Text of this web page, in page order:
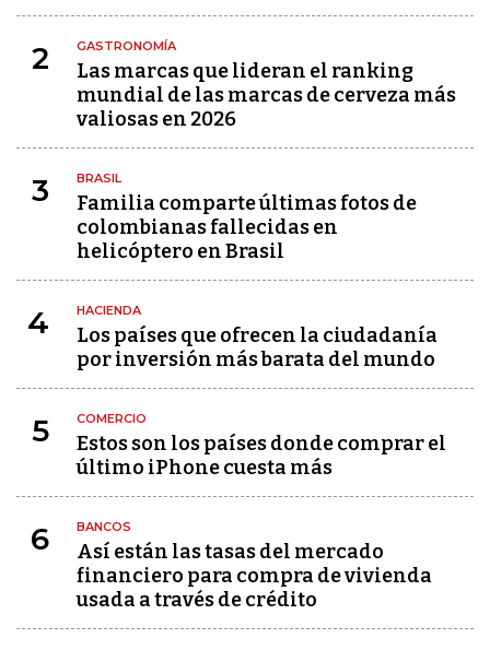
2 GASTRONOMÍA
Las marcas que lideran el ranking
mundial de las marcas de cerveza más
valiosas en 2026
3 BRASIL
Familia comparte últimas fotos de
colombianas fallecidas en
helicóptero en Brasil
4 HACIENDA
Los países que ofrecen la ciudadanía
por inversión más barata del mundo
5 COMERCIO
Estos son los países donde comprar el
último iPhone cuesta más
6 BANCOS
Así están las tasas del mercado
financiero para compra de vivienda
usada a través de crédito